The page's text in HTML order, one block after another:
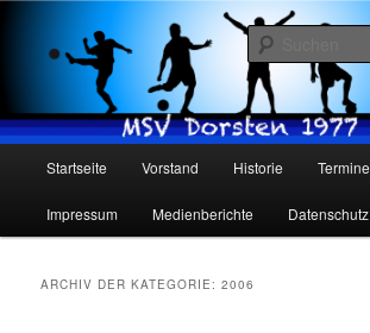
MSV Dorsten 1977 e.V.
Zum
Inhalt
Zum
sekundären
Startseite Vorstand Historie Termine
Impressum Medienberichte Datenschutz
ARCHIV DER KATEGORIE:2006